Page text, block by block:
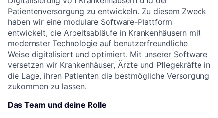
Patientenversorgung zu entwickeln. Zu diesem Zweck
haben wir eine modulare Software-Plattform
entwickelt, die Arbeitsabläufe in Krankenhäusern mit
modernster Technologie auf benutzerfreundliche
Weise digitalisiert und optimiert. Mit unserer Software
versetzen wir Krankenhäuser, Ärzte und Pflegekräfte in
die Lage, ihren Patienten die bestmögliche Versorgung
zukommen zu lassen.
Das Team und deine Rolle